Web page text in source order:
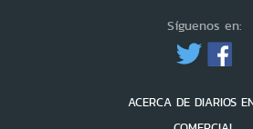
Síguenos en:
ACERCA DE DIARIOS